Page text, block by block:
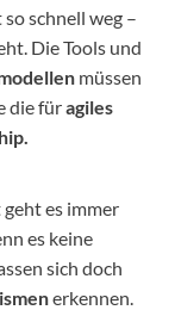
schnell weg –
Die Tools und
müssen
die füragiles
es immer
es keine
sich doch
erkennen.